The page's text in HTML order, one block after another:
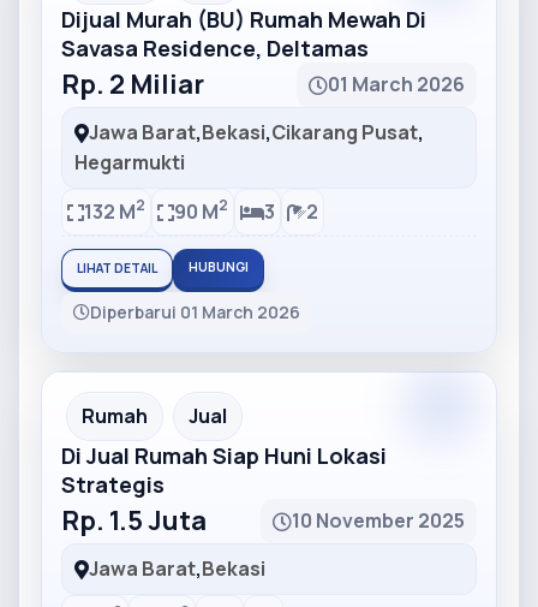
Dijual Murah (BU) Rumah Mewah Di
Savasa Residence, Deltamas
Rp. 2 Miliar
01 March 2026
Jawa Barat,Bekasi,Cikarang Pusat,
Hegarmukti
132 M2 90 M2 3 2
LIHAT DETAIL HUBUNGI
Diperbarui 01 March 2026
Partner Ad
Rumah Jual
Di Jual Rumah Siap Huni Lokasi
Strategis
Rp. 1.5 Juta
10 November 2025
Jawa Barat,Bekasi